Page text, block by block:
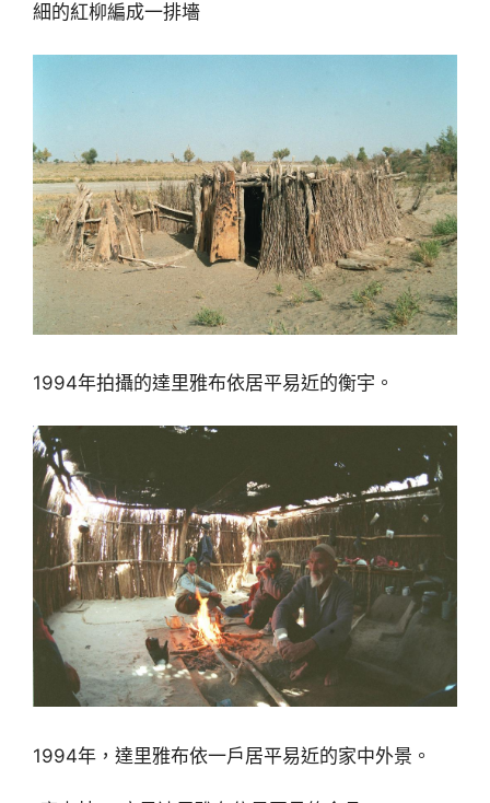
細的紅柳編成一排墻
1994年拍攝的達里雅布依居平易近的衡宇。
1994年，達里雅布依一戶居平易近的家中外景。